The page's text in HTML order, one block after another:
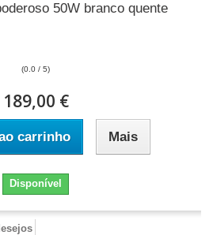
50W branco quente
(0.0 / 5)
189,00 €
carrinho Mais
Disponível